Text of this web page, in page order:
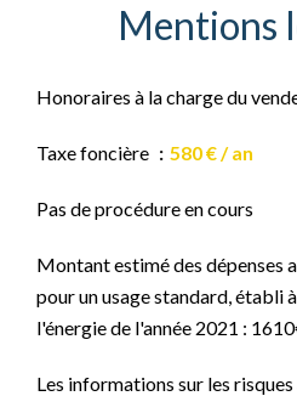
Mentions
Honoraires à la charge du
Taxe foncière 580 € / an
Pas de procédure en cours
Montant estimé des dépenses
pour un usage standard, établi
l'énergie de l'année 2021 :
Les informations sur les